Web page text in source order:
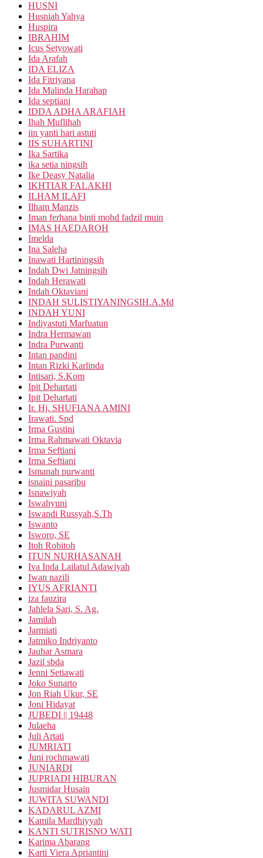
HUSNI
Husniah Yahya
Huspira
IBRAHIM
Icus Setyowati
Ida Arafah
IDA ELIZA
Ida Fitriyana
Ida Malinda Harahap
Ida septiani
IDDA ADHA ARAFIAH
Ihah Muflihah
iin yanti hari astuti
IIS SUHARTINI
Ika Sartika
ika setia ningsih
Ike Deasy Natalia
IKHTIAR FALAKHI
ILHAM ILAFI
Ilham Manzis
Iman ferhana binti mohd fadzil muin
IMAS HAEDAROH
Imelda
Ina Saleha
Inawati Hartiningsih
Indah Dwi Jatningsih
Indah Herawati
Indah Oktaviani
INDAH SULISTIYANINGSIH.A.Md
INDAH YUNI
Indiyastuti Marfuatun
Indra Hermawan
Indra Purwanti
Intan pandini
Intan Rizki Karlinda
Intisari, S.Kom
Ipit Dehartati
Ipit Dehartati
Ir. Hj. SHUFIANA AMINI
Irawati. Spd
Irma Gustini
Irma Rahmawati Oktavia
Irma Seftiani
Irma Seftiani
Ismanah purwanti
isnaini pasaribu
Isnawiyah
Iswahyuni
Iswandi Russyah,S.Th
Iswanto
Isworo, SE
Itoh Robitoh
ITUN NURHASANAH
Iva Inda Lailatul Adawiyah
Iwan nazili
IYUS AFRIANTI
iza fauzira
Jahlela Sari, S. Ag.
Jamilah
Jarmiati
Jatmiko Indriyanto
Jauhar Asmara
Jazil sbda
Jenni Setiawati
Joko Sunarto
Jon Riah Ukur, SE
Joni Hidayat
JUBEDI || 19448
Julaeha
Juli Artati
JUMRIATI
Juni rochmawati
JUNIARDI
JUPRIADI HIBURAN
Jusmidar Husain
JUWITA SUWANDI
KADARUL AZMI
Kamila Mardhiyyah
KANTI SUTRISNO WATI
Karima Abarang
Karti Viera Apriantini